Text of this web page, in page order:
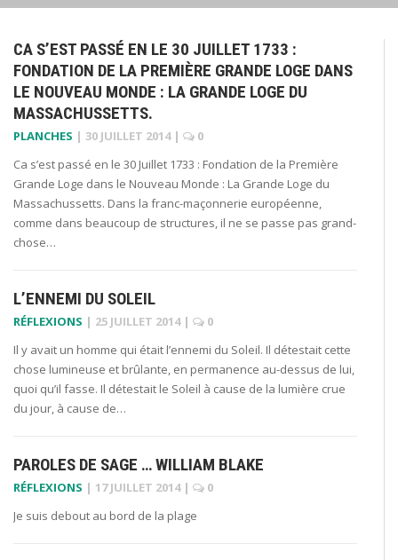
CA S’EST PASSÉ EN LE 30 JUILLET 1733 :
FONDATION DE LA PREMIÈRE GRANDE LOGE DANS
LE NOUVEAU MONDE : LA GRANDE LOGE DU
MASSACHUSSETTS.
PLANCHES | 30 JUILLET 2014 |
0
Ca s’est passé en le 30 Juillet 1733 : Fondation de la Première
Grande Loge dans le Nouveau Monde : La Grande Loge du
Massachussetts. Dans la franc-maçonnerie européenne,
comme dans beaucoup de structures, il ne se passe pas grand-
chose…
L’ENNEMI DU SOLEIL
RÉFLEXIONS | 25 JUILLET 2014 |
0
Il y avait un homme qui était l’ennemi du Soleil. Il détestait cette
chose lumineuse et brûlante, en permanence au-dessus de lui,
quoi qu’il fasse. Il détestait le Soleil à cause de la lumière crue
du jour, à cause de…
PAROLES DE SAGE … WILLIAM BLAKE
RÉFLEXIONS | 17 JUILLET 2014 |
0
Je suis debout au bord de la plage